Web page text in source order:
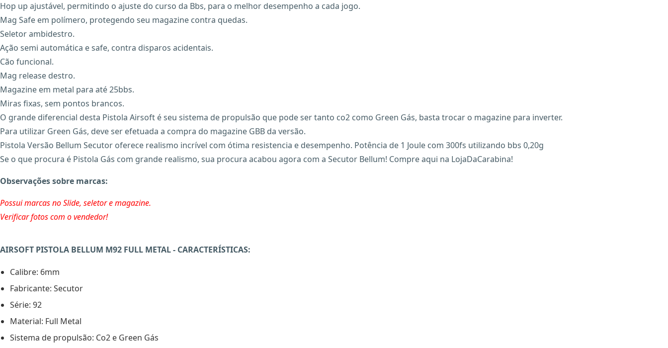
Hop up ajustável, permitindo o ajuste do curso da Bbs, para o melhor desempenho a cada jogo.
Mag Safe em polímero, protegendo seu magazine contra quedas.
Seletor ambidestro.
Ação semi automática e safe, contra disparos acidentais.
Cão funcional.
Mag release destro.
Magazine em metal para até 25bbs.
Miras fixas, sem pontos brancos.
O grande diferencial desta Pistola Airsoft é seu sistema de propulsão que pode ser tanto co2 como Green Gás, basta trocar o magazine para inverter.
Para utilizar Green Gás, deve ser efetuada a compra do magazine GBB da versão.
Pistola Versão Bellum Secutor oferece realismo incrível com ótima resistencia e desempenho. Potência de 1 Joule com 300fs utilizando bbs 0,20g
Se o que procura é Pistola Gás com grande realismo, sua procura acabou agora com a Secutor Bellum! Compre aqui na LojaDaCarabina!
Observações sobre marcas:
Possui marcas no Slide, seletor e magazine.
Verificar fotos com o vendedor!
AIRSOFT PISTOLA BELLUM M92 FULL METAL - CARACTERÍSTICAS:
Calibre: 6mm
Fabricante: Secutor
Série: 92
Material: Full Metal
Sistema de propulsão: Co2 e Green Gás